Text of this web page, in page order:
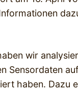
wir
Sensordaten
haben. Dazu